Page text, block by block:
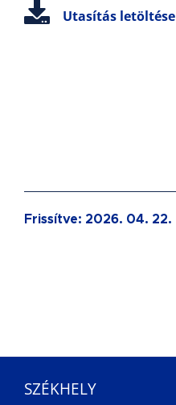
Utasítás letöltése
Frissítve: 2026. 04. 22.
SZÉKHELY